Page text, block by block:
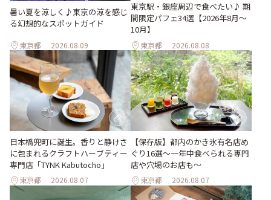
暑い夏を涼しく♪東京の涼を感じ
る幻想的なスポットガイド
東京都 2026.08.09
東京駅・銀座周辺で食べたい♪ 期
間限定パフェ34選【2026年8月～
10月】
東京都 2026.08.08
日本橋兜町に誕生。香りと静けさ
に包まれるクラフトハーブティー
専門店「TYNK Kabutocho」
東京都 2026.08.07
【保存版】都内のかき氷有名店め
ぐり16選～一年中食べられる専門
店や穴場のお店も～
東京都 2026.08.07